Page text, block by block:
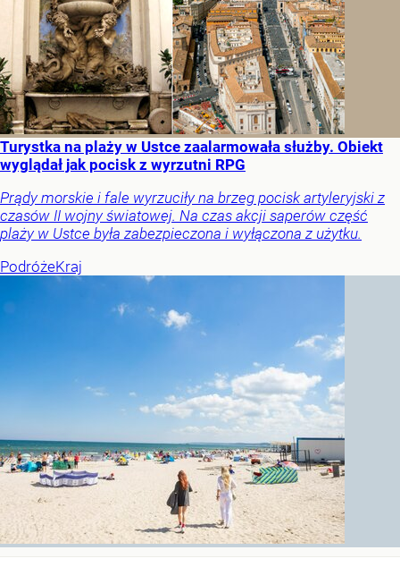
Turystka na plaży w Ustce zaalarmowała służby. Obiekt
wyglądał jak pocisk z wyrzutni RPG
Prądy morskie i fale wyrzuciły na brzeg pocisk artyleryjski z
czasów II wojny światowej. Na czas akcji saperów część
plaży w Ustce była zabezpieczona i wyłączona z użytku.
PodróżeKraj